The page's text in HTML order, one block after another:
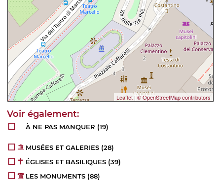
Leaflet|© OpenStreetMap contributors
À NE PAS MANQUER (19)
MUSÉES ET GALERIES (28)
ÉGLISES ET BASILIQUES (39)
LES MONUMENTS (88)